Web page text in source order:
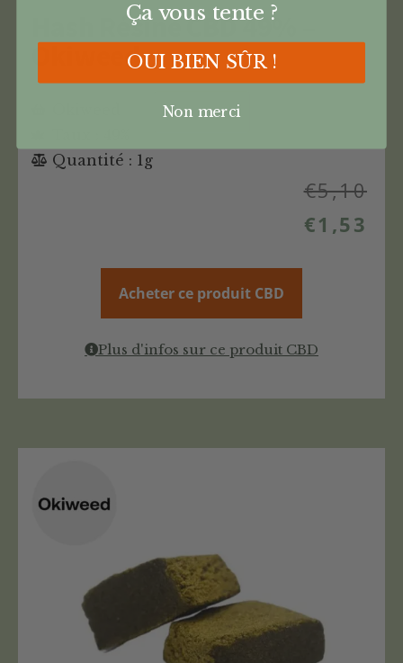
Hash Résine CBD 49% –
Okiweed
Quantité : 1g
€5,10
€1,53
Acheter ce produit CBD
Plus d'infos sur ce produit CBD
Ça vous tente ?
OUI BIEN SÛR !
Non merci